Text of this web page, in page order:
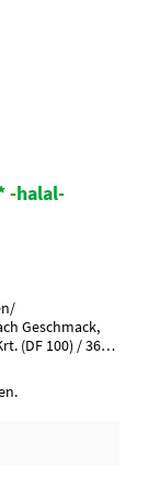
-halal-
Geschmack,
(DF 100) / 36